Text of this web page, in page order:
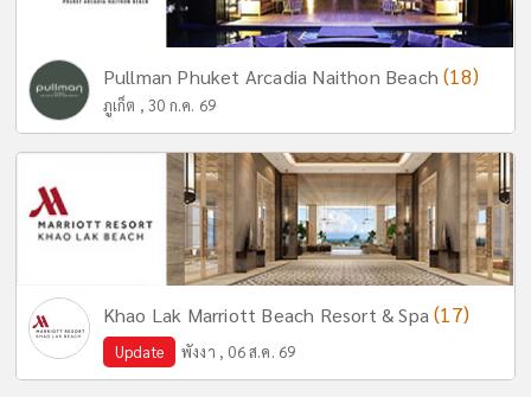
Pullman Phuket Arcadia Naithon Beach(18)
ภูเก็ต , 30 ก.ค. 69
Khao Lak Marriott Beach Resort & Spa(17)
Update พังงา , 06 ส.ค. 69